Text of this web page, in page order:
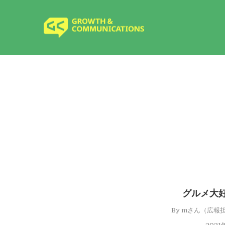
グルメ大
By mさん（広報